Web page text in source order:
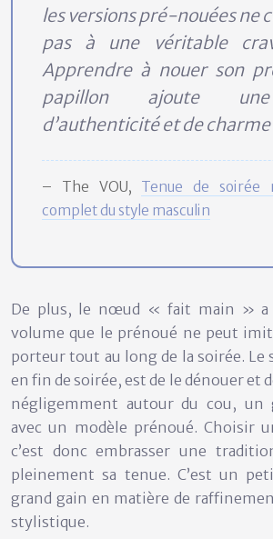
les versions pré-nouées ne
pas à une véritable
Apprendre à nouer son
papillon ajoute
d’authenticité et de
– The VOU, Tenue de soirée
complet du style masculin
De plus, le nœud « fait main » a
volume que le prénoué ne peut
porteur tout au long de la soirée. Le
en fin de soirée, est de le dénouer et
négligemment autour du cou, un
avec un modèle prénoué. Choisir
c’est donc embrasser une
pleinement sa tenue. C’est un
grand gain en matière de
stylistique.